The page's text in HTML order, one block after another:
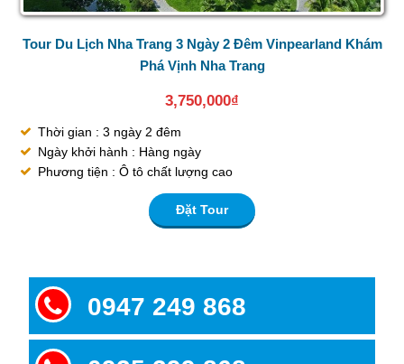
Tour Du Lịch Nha Trang 3 Ngày 2 Đêm Vinpearland Khám
Phá Vịnh Nha Trang
3,750,000₫
Thời gian : 3 ngày 2 đêm
Ngày khởi hành : Hàng ngày
Phương tiện : Ô tô chất lượng cao
Đặt Tour
0947 249 868